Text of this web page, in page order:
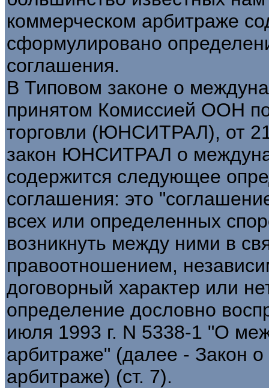
коммерческом арбитраже
сформулировано
соглашения.
В Типовом законе о
принятом Комиссией ООН
торговли (ЮНСИТРАЛ), от
закон ЮНСИТРАЛ о
содержится следующее
соглашения: это
всех или определенных
возникнуть между ними в
правоотношением,
договорный характер или
определение дословно
июля 1993 г. N 5338-1 "О
арбитраже" (далее - Закон
арбитраже) (ст. 7).